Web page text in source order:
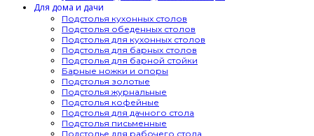
Для дома и дачи
Подстолья кухонных столов
Подстолья обеденных столов
Подстолья для кухонных столов
Подстолья для барных столов
Подстолья для барной стойки
Барные ножки и опоры
Подстолья золотые
Подстолья журнальные
Подстолья кофейные
Подстолья для дачного стола
Подстолья письменные
Подстолье для рабочего стола